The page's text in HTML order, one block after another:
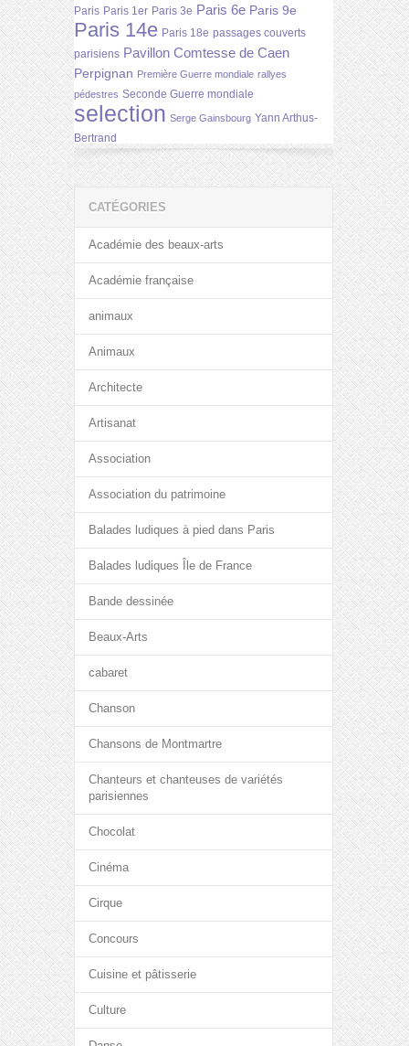
Paris Paris 1er Paris 3e Paris 6e Paris 9e
Paris 14e Paris 18e passages couverts
parisiens Pavillon Comtesse de Caen
Perpignan Première Guerre mondiale rallyes
pédestres Seconde Guerre mondiale
selection Serge Gainsbourg Yann Arthus-
Bertrand
CATÉGORIES
Académie des beaux-arts
Académie française
animaux
Animaux
Architecte
Artisanat
Association
Association du patrimoine
Balades ludiques à pied dans Paris
Balades ludiques Île de France
Bande dessinée
Beaux-Arts
cabaret
Chanson
Chansons de Montmartre
Chanteurs et chanteuses de variétés
parisiennes
Chocolat
Cinéma
Cirque
Concours
Cuisine et pâtisserie
Culture